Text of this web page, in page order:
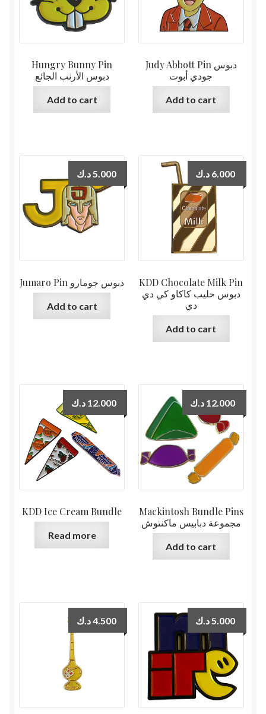
Hungry Bunny Pin
دبوس الأرنب الجائع
Add to cart
Judy Abbott Pin دبوس
جودي أبوت
Add to cart
Jumaro Pin دبوس جومارو
5.000د.ك
Add to cart
KDD Chocolate Milk Pin
دبوس حليب كاكاو كي دي
دي
6.000 د.ك
Add to cart
KDD Ice Cream Bundle
12.000 د.ك
Read more
Mackintosh Bundle Pins
مجموعة دبابيس ماكنتوش
12.000 د.ك
Add to cart
4.500د.ك 5.000د.ك